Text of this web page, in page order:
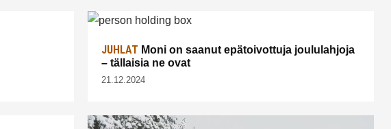
JUHLAT Moni on saanut epätoivottuja joululahjoja
– tällaisia ne ovat
21.12.2024